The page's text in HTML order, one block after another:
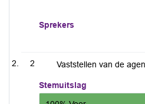
Sprekers
2 Vaststellen van de
Stemuitslag